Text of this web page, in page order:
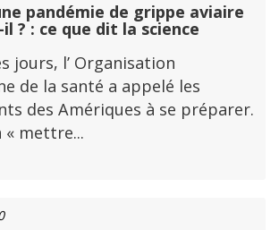
pandémie de grippe aviaire
? : ce que dit la science
jours, l’ Organisation
de la santé a appelé les
des Amériques à se préparer.
« mettre...